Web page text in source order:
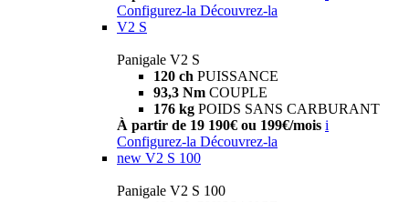
Configurez-la Découvrez-la
V2 S
Panigale V2 S
120 ch PUISSANCE
93,3 Nm COUPLE
176 kg POIDS SANS CARBURANT
À partir de 19 190€ ou 199€/mois i
Configurez-la Découvrez-la
new V2 S 100
Panigale V2 S 100